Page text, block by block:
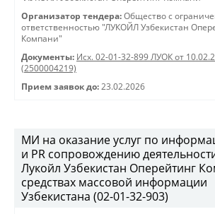
Организатор тендера: Общество с
ответственностью "ЛУКОЙЛ Узбекистан
Компани"
Документы: Исх. 02-01-32-899 ЛУОК от
(2500004219)
Прием заявок до: 23.02.2026
МИ на оказание услуг по
и PR сопровождению
Лукойл Узбекистан Оперейтинг
средствах массовой информации
Узбекистана (02-01-32-903)